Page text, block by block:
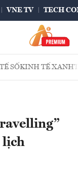
VNE TV TECH
SỐKINH TẾ XANH
lịch